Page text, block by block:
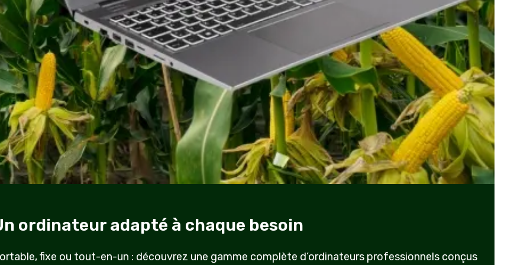
ordinateur adapté à chaque besoin
fixe ou tout-en-un : découvrez une gamme complète d’ordinateurs professionnels conçus